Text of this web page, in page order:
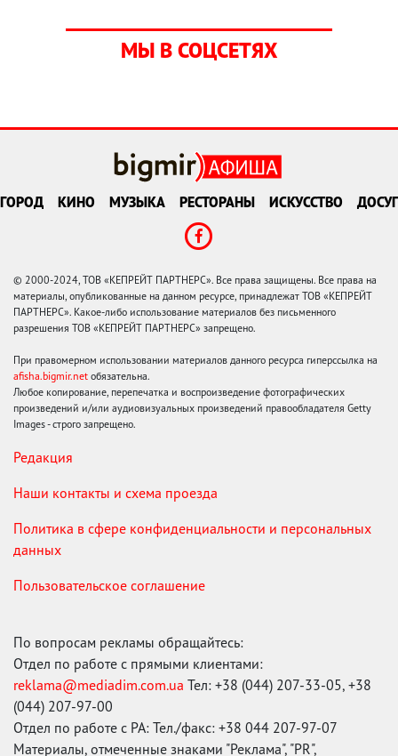
МЫ В СОЦСЕТЯХ
ГОРОД КИНО МУЗЫКА РЕСТОРАНЫ ИСКУССТВО ДОСУГ
© 2000-2024, ТОВ «КЕПРЕЙТ ПАРТНЕРС». Все права защищены. Все права на
материалы, опубликованные на данном ресурсе, принадлежат ТОВ «КЕПРЕЙТ
ПАРТНЕРС». Какое-либо использование материалов без письменного
разрешения ТОВ «КЕПРЕЙТ ПАРТНЕРС» запрещено.
При правомерном использовании материалов данного ресурса гиперссылка на
afisha.bigmir.net обязательна.
Любое копирование, перепечатка и воспроизведение фотографических
произведений и/или аудиовизуальных произведений правообладателя Getty
Images - строго запрещено.
Редакция
Наши контакты и схема проезда
Политика в сфере конфиденциальности и персональных
данных
Пользовательское соглашение
По вопросам рекламы обращайтесь:
Отдел по работе с прямыми клиентами:
reklama@mediadim.com.ua Тел: +38 (044) 207-33-05, +38
(044) 207-97-00
Отдел по работе с РА: Тел./факс: +38 044 207-97-07
Материалы, отмеченные знаками "Реклама", "PR",